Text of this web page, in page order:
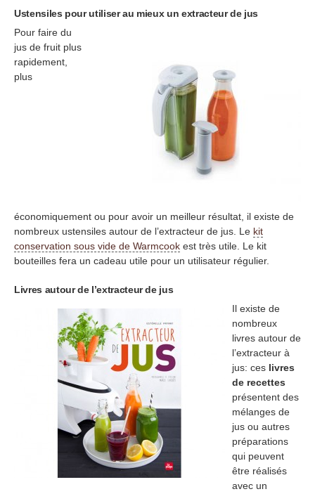
Ustensiles pour utiliser au mieux un extracteur de jus
Pour faire du
jus de fruit plus
rapidement,
plus
économiquement ou pour avoir un meilleur résultat, il existe de
nombreux ustensiles autour de l’extracteur de jus. Le kit
conservation sous vide de Warmcook est très utile. Le kit
bouteilles fera un cadeau utile pour un utilisateur régulier.
Livres autour de l’extracteur de jus
Il existe de
nombreux
livres autour de
l’extracteur à
jus: ces livres
de recettes
présentent des
mélanges de
jus ou autres
préparations
qui peuvent
être réalisés
avec un